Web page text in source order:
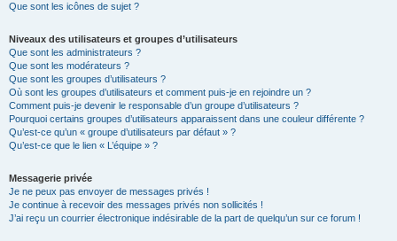
Que sont les icônes de sujet ?
Niveaux des utilisateurs et groupes d’utilisateurs
Que sont les administrateurs ?
Que sont les modérateurs ?
Que sont les groupes d’utilisateurs ?
Où sont les groupes d’utilisateurs et comment puis-je en rejoindre un ?
Comment puis-je devenir le responsable d’un groupe d’utilisateurs ?
Pourquoi certains groupes d’utilisateurs apparaissent dans une couleur différente ?
Qu’est-ce qu’un « groupe d’utilisateurs par défaut » ?
Qu’est-ce que le lien « L’équipe » ?
Messagerie privée
Je ne peux pas envoyer de messages privés !
Je continue à recevoir des messages privés non sollicités !
J’ai reçu un courrier électronique indésirable de la part de quelqu’un sur ce forum !